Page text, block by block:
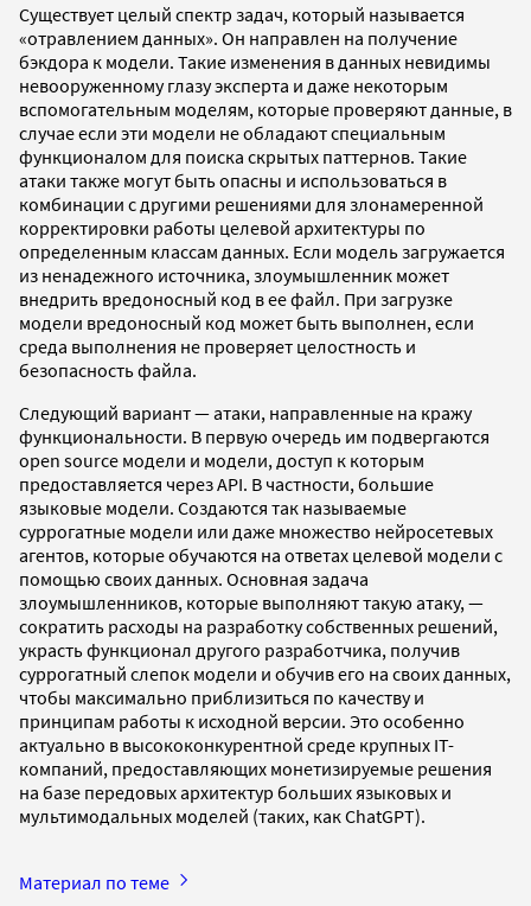
Существует целый спектр задач, который называется
«отравлением данных». Он направлен на получение
бэкдора к модели. Такие изменения в данных невидимы
невооруженному глазу эксперта и даже некоторым
вспомогательным моделям, которые проверяют данные, в
случае если эти модели не обладают специальным
функционалом для поиска скрытых паттернов. Такие
атаки также могут быть опасны и использоваться в
комбинации с другими решениями для злонамеренной
корректировки работы целевой архитектуры по
определенным классам данных. Если модель загружается
из ненадежного источника, злоумышленник может
внедрить вредоносный код в ее файл. При загрузке
модели вредоносный код может быть выполнен, если
среда выполнения не проверяет целостность и
безопасность файла.
Следующий вариант — атаки, направленные на кражу
функциональности. В первую очередь им подвергаются
open source модели и модели, доступ к которым
предоставляется через API. В частности, большие
языковые модели. Создаются так называемые
суррогатные модели или даже множество нейросетевых
агентов, которые обучаются на ответах целевой модели с
помощью своих данных. Основная задача
злоумышленников, которые выполняют такую атаку, —
сократить расходы на разработку собственных решений,
украсть функционал другого разработчика, получив
суррогатный слепок модели и обучив его на своих данных,
чтобы максимально приблизиться по качеству и
принципам работы к исходной версии. Это особенно
актуально в высококонкурентной среде крупных IT-
компаний, предоставляющих монетизируемые решения
на базе передовых архитектур больших языковых и
мультимодальных моделей (таких, как ChatGPT).
Материал по теме